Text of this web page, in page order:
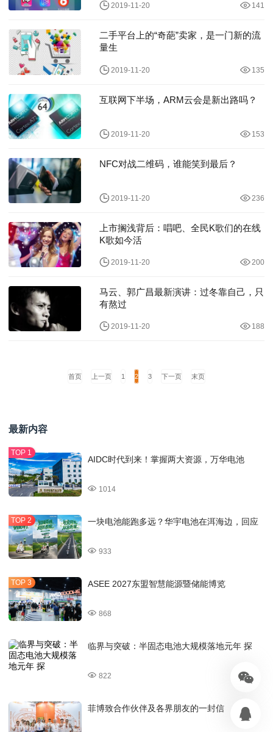
2019-11-20 141
二手平台上的“奇葩”卖家，是一门新的流
量生
2019-11-20 135
互联网下半场，ARM云会是新出路吗？
2019-11-20 153
NFC对战二维码，谁能笑到最后？
2019-11-20 236
上市搁浅背后：唱吧、全民K歌们的在线
K歌如今活
2019-11-20 200
马云、郭广昌最新演讲：过冬靠自己，只
有熬过
2019-11-20 188
首页 上一页 1 2 3 下一页 末页
最新内容
AIDC时代到来！掌握两大资源，万华电池
1014
一块电池能跑多远？华宇电池在洱海边，回应
933
ASEE 2027东盟智慧能源暨储能博览
868
临界与突破：半固态电池大规模落地元年 探
822
菲博致合作伙伴及各界朋友的一封信